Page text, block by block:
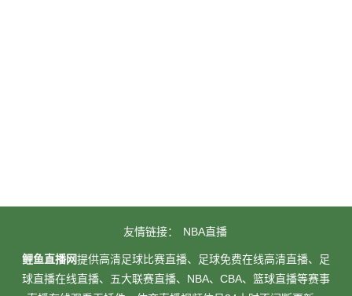
友情链接： NBA直播
鲤鱼直播网提供高清足球比赛直播、足球免费在线高清直播、足
球直播在线直播、五大联赛直播、NBA、CBA、篮球直播等赛事